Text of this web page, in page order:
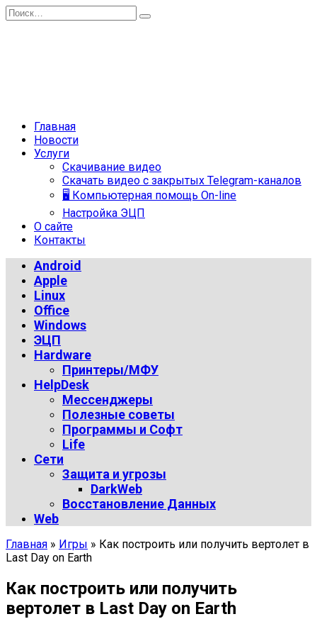
Перейти
к
Search
for:
Главная
Новости
Услуги
Скачивание видео
Скачать видео с закрытых Telegram-каналов
🖥 Компьютерная помощь On-line
Настройка ЭЦП
О сайте
Контакты
Android
Apple
Linux
Office
Windows
ЭЦП
Hardware
Принтеры/МФУ
HelpDesk
Мессенджеры
Полезные советы
Программы и Софт
Life
Сети
Защита и угрозы
DarkWeb
Восстановление Данных
Web
Главная » Игры » Как построить или получить вертолет в
Last Day on Earth
Как построить или получить
вертолет в Last Day on Earth